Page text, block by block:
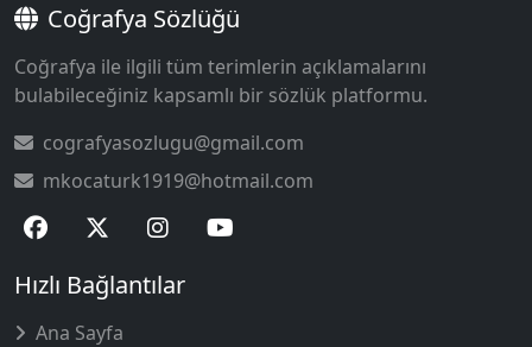
Coğrafya Sözlüğü
Coğrafya ile ilgili tüm terimlerin açıklamalarını
bulabileceğiniz kapsamlı bir sözlük platformu.
cografyasozlugu@gmail.com
mkocaturk1919@hotmail.com
Hızlı Bağlantılar
Ana Sayfa